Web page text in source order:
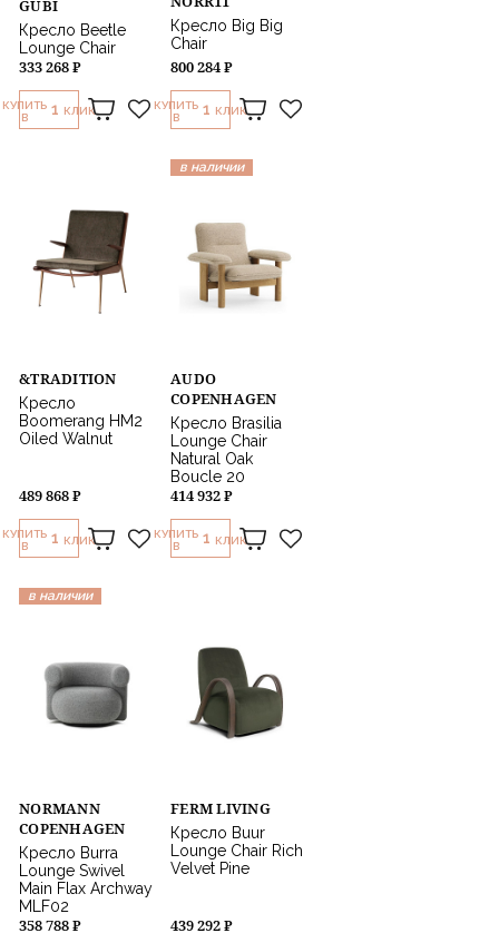
GUBI
Кресло Beetle
Lounge Chair
333 268 ₽
КУПИТЬ
В
1 КЛИК
Кресло Big Big
Chair
800 284 ₽
КУПИТЬ
В
1 КЛИК
&TRADITION
Кресло
Boomerang HM2
Oiled Walnut
489 868 ₽
КУПИТЬ
В
1 КЛИК
в наличии
AUDO
COPENHAGEN
Кресло Brasilia
Lounge Chair
Natural Oak
Boucle 20
414 932 ₽
КУПИТЬ
В
1 КЛИК
в наличии
NORMANN
COPENHAGEN
Кресло Burra
Lounge Swivel
Main Flax Archway
MLF02
358 788 ₽
FERM LIVING
Кресло Buur
Lounge Chair Rich
Velvet Pine
439 292 ₽